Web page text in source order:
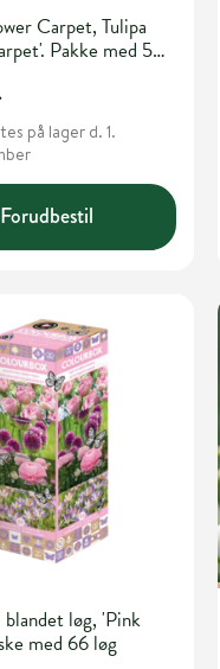
Carpet, Tulipa
Pakke med 50
på lager d. 1.
Forudbestil
løg, 'Pink
med 66 løg